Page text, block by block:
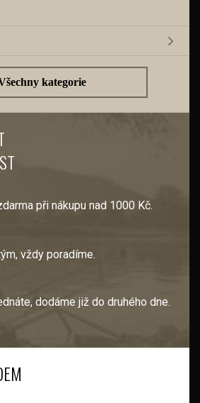
kategorie
při nákupu nad 1000 Kč.
vždy poradíme.
dodáme již do druhého dne.